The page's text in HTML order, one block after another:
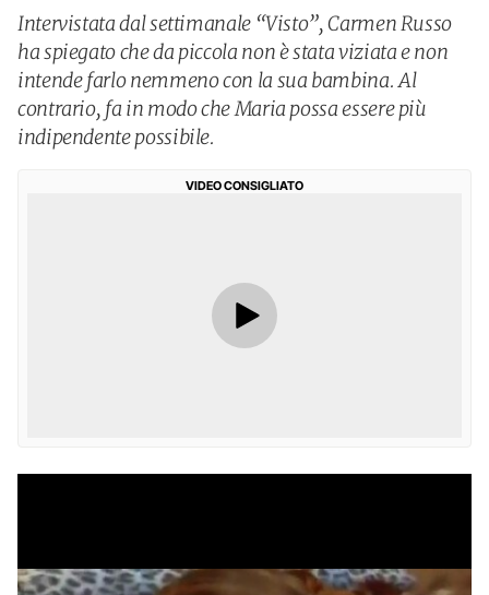
Intervistata dal settimanale “Visto”, Carmen Russo
ha spiegato che da piccola non è stata viziata e non
intende farlo nemmeno con la sua bambina. Al
contrario, fa in modo che Maria possa essere più
indipendente possibile.
VIDEO CONSIGLIATO